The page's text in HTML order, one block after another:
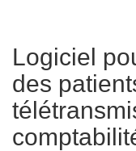
Logiciel
des